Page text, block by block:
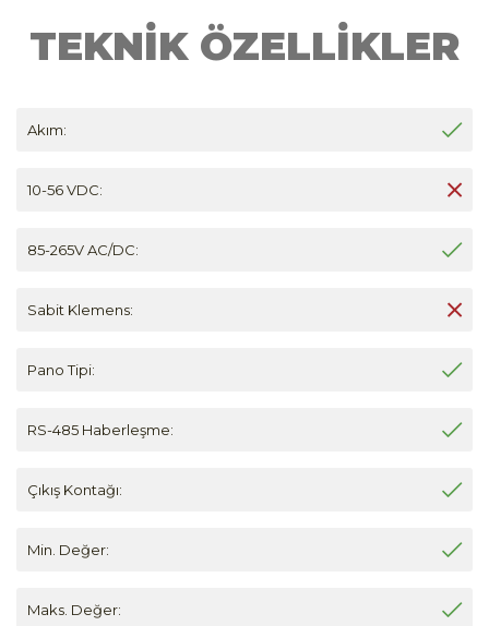
TEKNİK ÖZELLİKLER
Akım:
10-56 VDC:
85-265V AC/DC:
Sabit Klemens:
Pano Tipi:
RS-485 Haberleşme:
Çıkış Kontağı:
Min. Değer:
Maks. Değer: